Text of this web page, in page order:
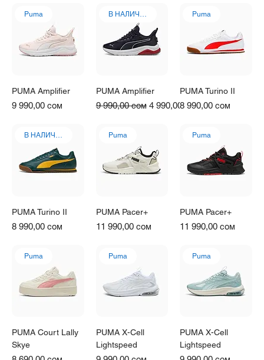
Puma
PUMA Amplifier
Цена
9 990,00 сом
В НАЛИЧИИ
PUMA Amplifier
Обычная цена
9 990,00 сом Цена со скидкой
4 990,00 сом
Puma
PUMA Turino II
Цена
8 990,00 сом
В НАЛИЧИИ
PUMA Turino II
Цена
8 990,00 сом
Puma
PUMA Pacer+
Цена
11 990,00 сом
Puma
PUMA Pacer+
Цена
11 990,00 сом
Puma
PUMA Court Lally
Skye
Puma
PUMA X-Cell
Lightspeed
Puma
PUMA X-Cell
Lightspeed